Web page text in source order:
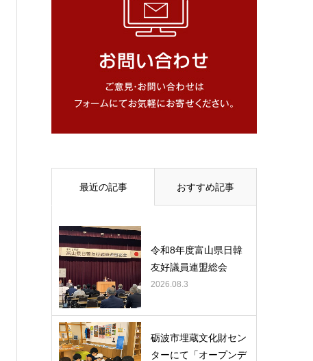
最近の記事 おすすめ記事
令和8年度富山県日韓
友好議員連盟総会
2026.08.3
砺波市埋蔵文化財セン
ターにて「オープンデ